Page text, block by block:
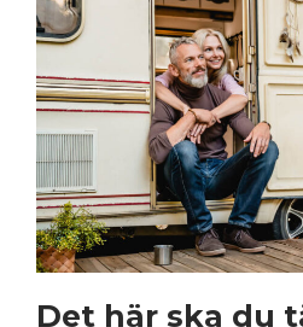
Det här ska du